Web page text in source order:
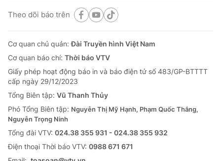
Theo dõi báo trên
Cơ quan chủ quản:Đài Truyền hình Việt Nam
Cơ quan báo chí: Thời báo VTV
Giấy phép hoạt động báo in và báo điện tử số 483/GP-BTTTT
cấp ngày 29/12/2023
Tổng Biên tập: Vũ Thanh Thủy
Phó Tổng Biên tập: Nguyễn Thị Mỹ Hạnh, Phạm Quốc Thắng,
Nguyễn Trọng Ninh
Tổng đài VTV: 024.38 355 931 - 024.38 355 932
Ðiện thoại Thời báo VTV: 0988 671 671